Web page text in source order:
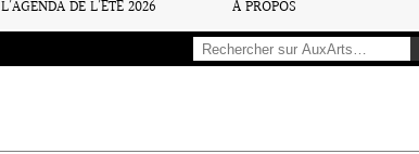
L’AGENDA DE L’ÉTÉ 2026 À PROPOS